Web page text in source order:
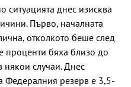
ситуацията днес изисква
Първо, началната
отколкото беше след
проценти бяха близо до
някои случаи. Днес
Федералния резерв е 3,5-